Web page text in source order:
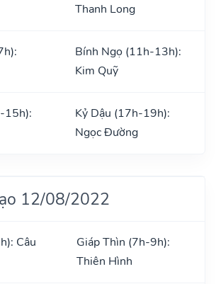
Thanh Long
Bính Ngọ (11h-13h):
Kim Quỹ
15h):
Kỷ Dậu (17h-19h):
Ngọc Đường
12/08/2022
Câu
Giáp Thìn (7h-9h):
Thiên Hình